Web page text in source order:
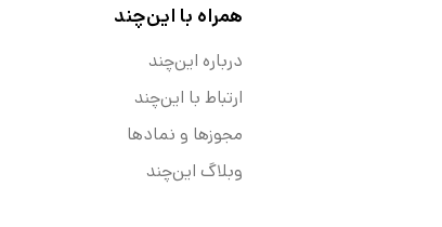
همراه با این‌چند
درباره این‌چند
ارتباط با این‌چند
مجوزها و نماد‌ها
وبلاگ این‌چند